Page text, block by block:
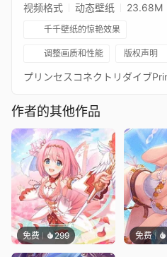
视频格式 动态壁纸 23.68M
千千壁纸的惊艳效果
调整画质和性能 版权声明
作者的其他作品
免费 299 免费